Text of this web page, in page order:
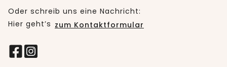
Oder schreib uns eine Nachricht:
Hier geht’s zum Kontaktformular